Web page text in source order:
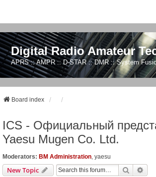
Digital Radio Amateur
APRS :: AMPR :: D-STAR :: DMR :: System
Board index
ICS - Официальный
Yaesu Mugen Co. Ltd.
Moderators: BM Administration yaesu
New Topic Search